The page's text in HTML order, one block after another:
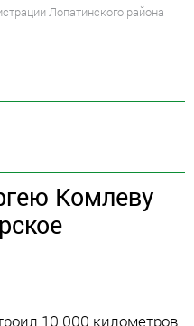
Лопатинского района
Комлеву
10 000 километров